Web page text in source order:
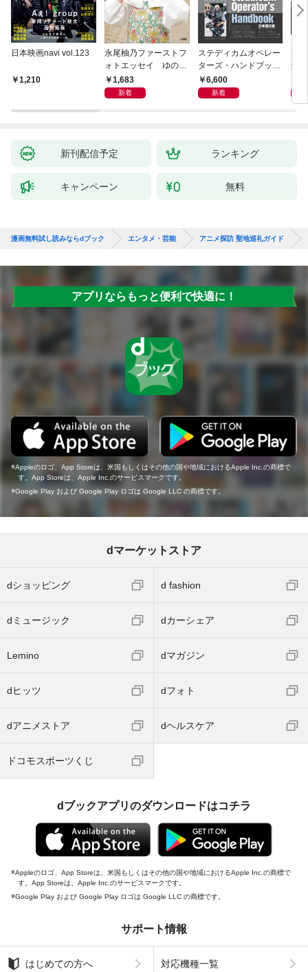
日本映画navi vol.123
1,210
永尾柚乃ファーストフ
ォトエッセイ ゆのも
のがたり
1,683
新着
ステディカムオペレー
ターズ・ハンドブック
日本語版 電子版 第２
版
6,600
新着
集
ウ
【
新刊配信予定 ランキング
キャンペーン 無料
漫画無料試し読みならdブック エンタメ・芸能 アニメ探訪 聖地巡礼ガイド
アプリならもっと便利で快適に！
Appleのロゴ、App Storeは、米国もしくはその他の国や地域におけるApple Inc.の商標で
す。App Storeは、Apple Inc.のサービスマークです。
Google Play および Google Play ロゴは Google LLC の商標です。
dマーケットストア
dショッピング d fashion
dミュージック dカーシェア
Lemino dマガジン
dヒッツ dフォト
dアニメストア dヘルスケア
ドコモスポーツくじ
dブックアプリのダウンロードはコチラ
Appleのロゴ、App Storeは、米国もしくはその他の国や地域におけるApple Inc.の商標で
す。App Storeは、Apple Inc.のサービスマークです。
Google Play および Google Play ロゴは Google LLC の商標です。
サポート情報
はじめての方へ 対応機種一覧